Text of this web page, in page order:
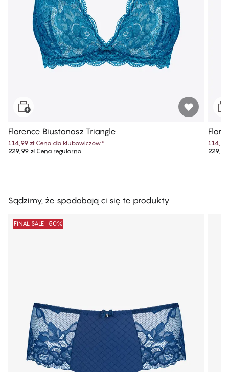
Florence Biustonosz Triangle
114,99 zł Cena dla klubowiczów*
229,99 złCena regularna
114,99
229,99
Sądzimy, że spodobają ci się te produkty
FINAL SALE -50%